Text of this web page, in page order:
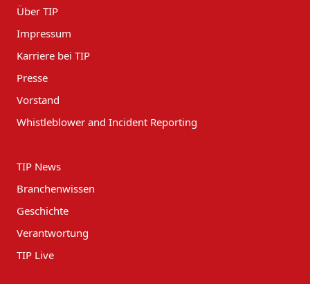
Über TIP
Impressum
Karriere bei TIP
Presse
Vorstand
Whistleblower and Incident Reporting
TIP News
Branchenwissen
Geschichte
Verantwortung
TIP Live